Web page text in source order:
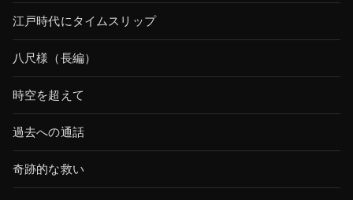
江戸時代にタイムスリップ
八尺様（長編）
時空を超えて
過去への通話
奇跡的な救い